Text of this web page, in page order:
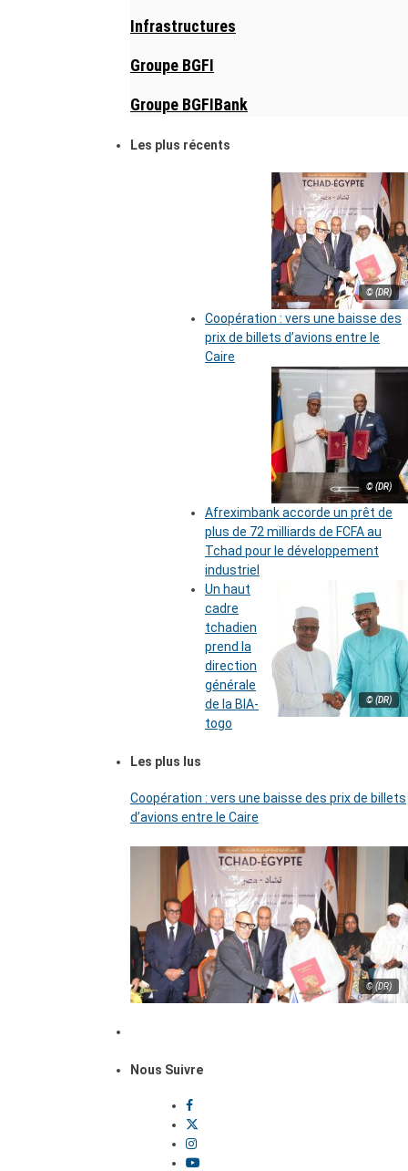
Infrastructures
Groupe BGFI
Groupe BGFIBank
Les plus récents
© (DR)
Coopération : vers une baisse des
prix de billets d’avions entre le
Caire
© (DR)
Afreximbank accorde un prêt de
plus de 72 milliards de FCFA au
Tchad pour le développement
industriel
© (DR)
Un haut
cadre
tchadien
prend la
direction
générale
de la BIA-
togo
Les plus lus
Coopération : vers une baisse des prix de billets
d’avions entre le Caire
© (DR)
Nous Suivre